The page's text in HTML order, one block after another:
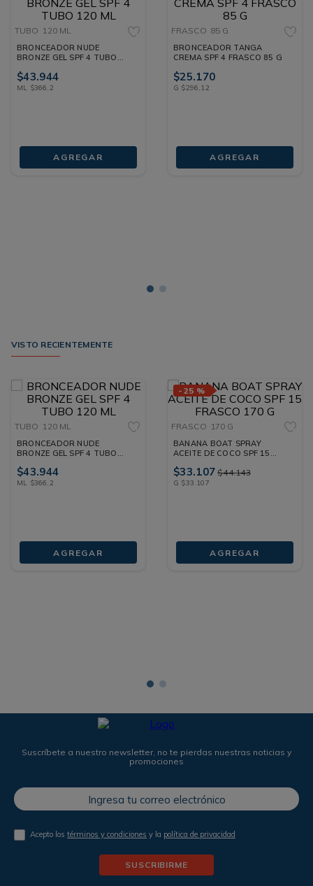
TUBO 120 ML
BRONCEADOR NUDE
BRONZE GEL SPF 4 TUBO
$43.944
ML $366,2
AGREGAR
FRASCO 85 G
BRONCEADOR TANGA
CREMA SPF 4 FRASCO 85 G
$25.170
G $296,12
AGREGAR
VISTO RECIENTEMENTE
TUBO 120 ML
BRONCEADOR NUDE
BRONZE GEL SPF 4 TUBO
$43.944
ML $366,2
AGREGAR
- 25 %
FRASCO 170 G
BANANA BOAT SPRAY
ACEITE DE COCO SPF 15
$33.107 $44.143
G $33.107
AGREGAR
Suscríbete a nuestro newsletter, no te pierdas nuestras noticias y
promociones
Acepto lostérminos y condiciones y la política de privacidad
SUSCRIBIRME